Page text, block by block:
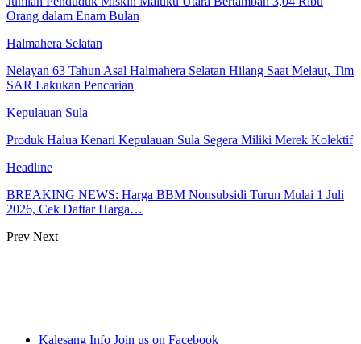
Orang dalam Enam Bulan
Halmahera Selatan
Nelayan 63 Tahun Asal Halmahera Selatan Hilang Saat Melaut, Tim
SAR Lakukan Pencarian
Kepulauan Sula
Produk Halua Kenari Kepulauan Sula Segera Miliki Merek Kolektif
Headline
BREAKING NEWS: Harga BBM Nonsubsidi Turun Mulai 1 Juli
2026, Cek Daftar Harga…
Prev Next
Kalesang Info Join us on Facebook